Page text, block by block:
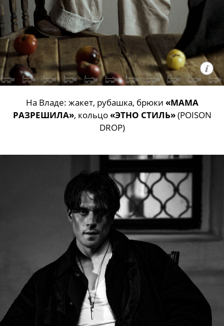
На Владе: жакет, рубашка, брюки «МАМА
РАЗРЕШИЛА», кольцо«ЭТНО СТИЛЬ»(POISON
DROP)